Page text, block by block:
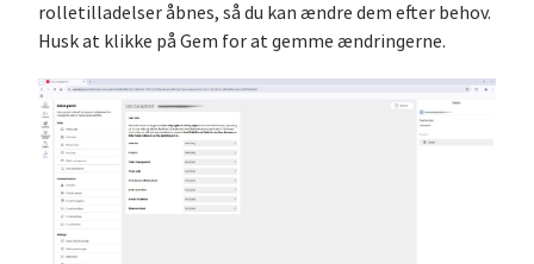
rolletilladelser åbnes, så du kan ændre dem efter behov.
Husk at klikke på Gem for at gemme ændringerne.